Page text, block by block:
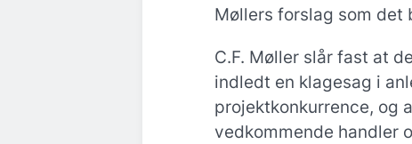
Møllers forslag som det
C.F. Møller slår fast at
indledt en klagesag i
projektkonkurrence, og
vedkommende handler